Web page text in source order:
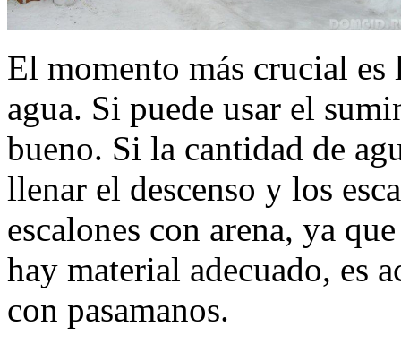
El momento más crucial
agua. Si puede usar el
bueno. Si la cantidad de
llenar el descenso y los
escalones con arena, ya
hay material adecuado, es
con pasamanos.